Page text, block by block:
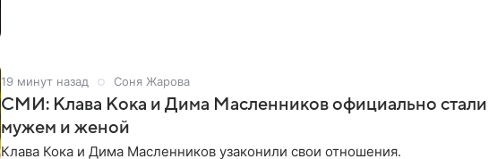
19 минут назад Соня Жарова
СМИ: Клава Кока и Дима Масленников официально стали
мужем и женой
Клава Кока и Дима Масленников узаконили свои отношения.